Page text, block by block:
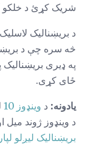
شریک کړئ د
د بریښنالیک
څه سره چې د
په ډیری
ځای کړی.
یادونه: د وینډوز 10
د وینډوز ژوند میل
بریښنالیک لیږلو